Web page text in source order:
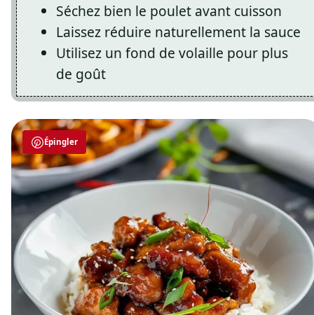
Séchez bien le poulet avant cuisson
Laissez réduire naturellement la sauce
Utilisez un fond de volaille pour plus
de goût
Épingler